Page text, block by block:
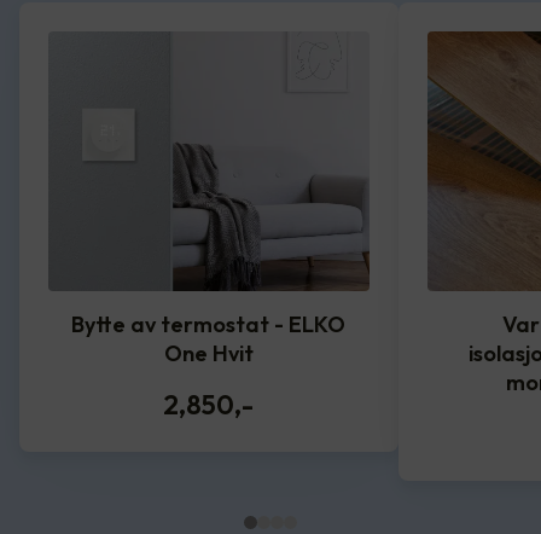
Bytte av termostat - ELKO
One Hvit
2,850,-